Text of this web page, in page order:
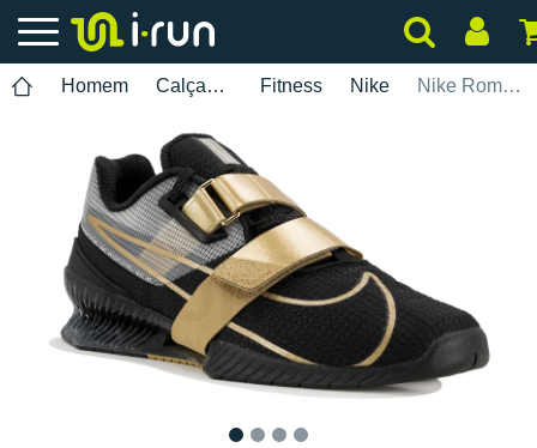
Homem Calçados Fitness Nike Nike Romaleos 4